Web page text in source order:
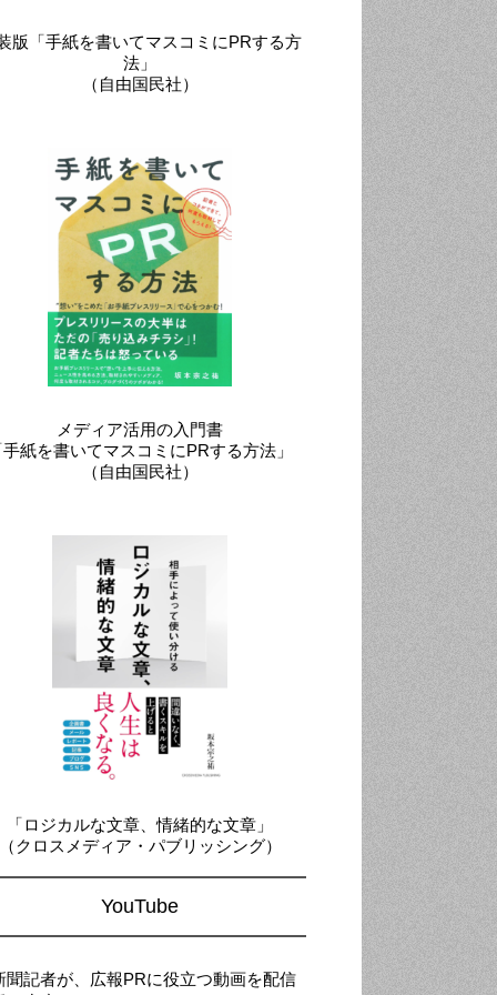
版「手紙を書いてマスコミにPRする方
法」
（自由国民社）
メディア活用の入門書
紙を書いてマスコミにPRする方法」
（自由国民社）
「ロジカルな文章、情緒的な文章」
クロスメディア・パブリッシング）
YouTube
聞記者が、広報PRに役立つ動画を配信